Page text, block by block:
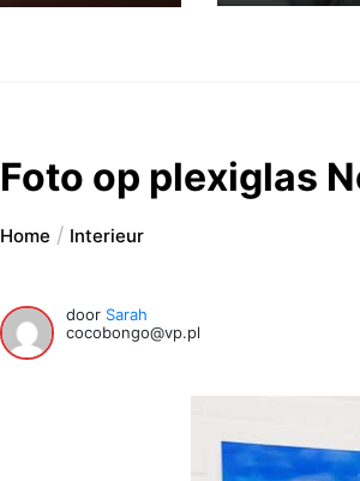
Foto op plexiglas
Home Interieur
door Sarah
cocobongo@vp.pl